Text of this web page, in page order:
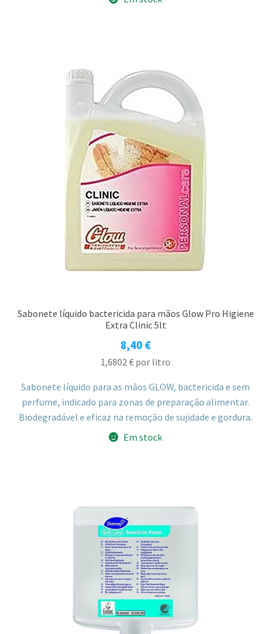
Sabonete líquido bactericida para mãos Glow Pro Higiene
Extra Clinic 5lt
8,40 €
1,6802€ por litro
Sabonete líquido para as mãos GLOW, bactericida e sem
perfume, indicado para zonas de preparação alimentar.
Biodegradável e eficaz na remoção de sujidade e gordura.
Em stock